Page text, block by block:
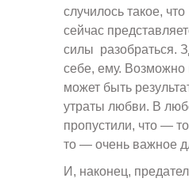
случилось такое,
сейчас
силы разобраться.
себе, ему. Возможно
может быть
утраты любви. В
пропустили, что —
то — очень важное
И, наконец,